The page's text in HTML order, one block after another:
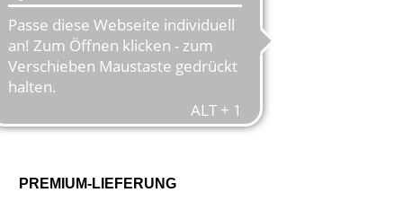
PREMIUM-LIEFERUNG